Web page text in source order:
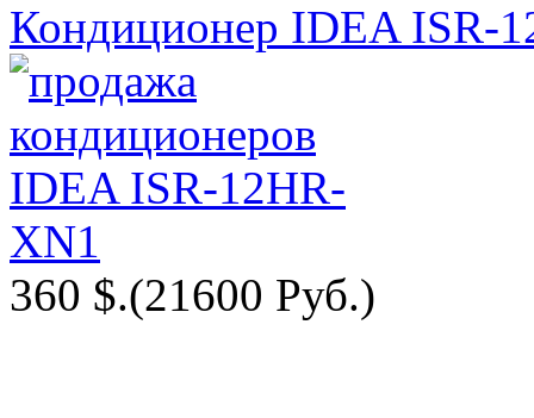
Кондиционер IDEA ISR-
360 $.(21600 Руб.)